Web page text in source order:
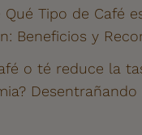
Qué Tipo de Café
Beneficios y
o té reduce la